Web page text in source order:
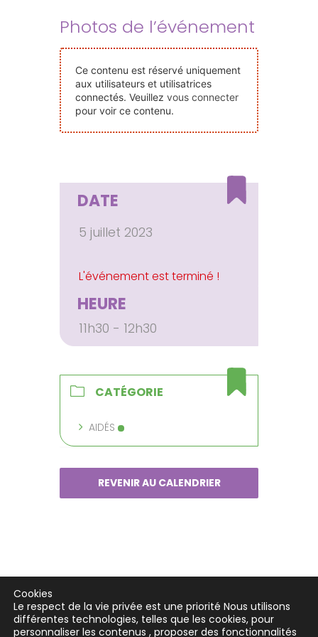
Nous Contacter
Devenir Bénévole
Connexion-membre
Photos de l’événement
Ce contenu est réservé uniquement
aux utilisateurs et utilisatrices
connectés. Veuillez vous connecter
pour voir ce contenu.
DATE
5 juillet 2023
HEURE
11h30 - 12h30
CATÉGORIE
AIDÉS
REVENIR AU CALENDRIER
Cookies
Le respect de la vie privée est une priorité Nous utilisons
différentes technologies, telles que les cookies, pour
personnaliser les contenus , proposer des fonctionnalités